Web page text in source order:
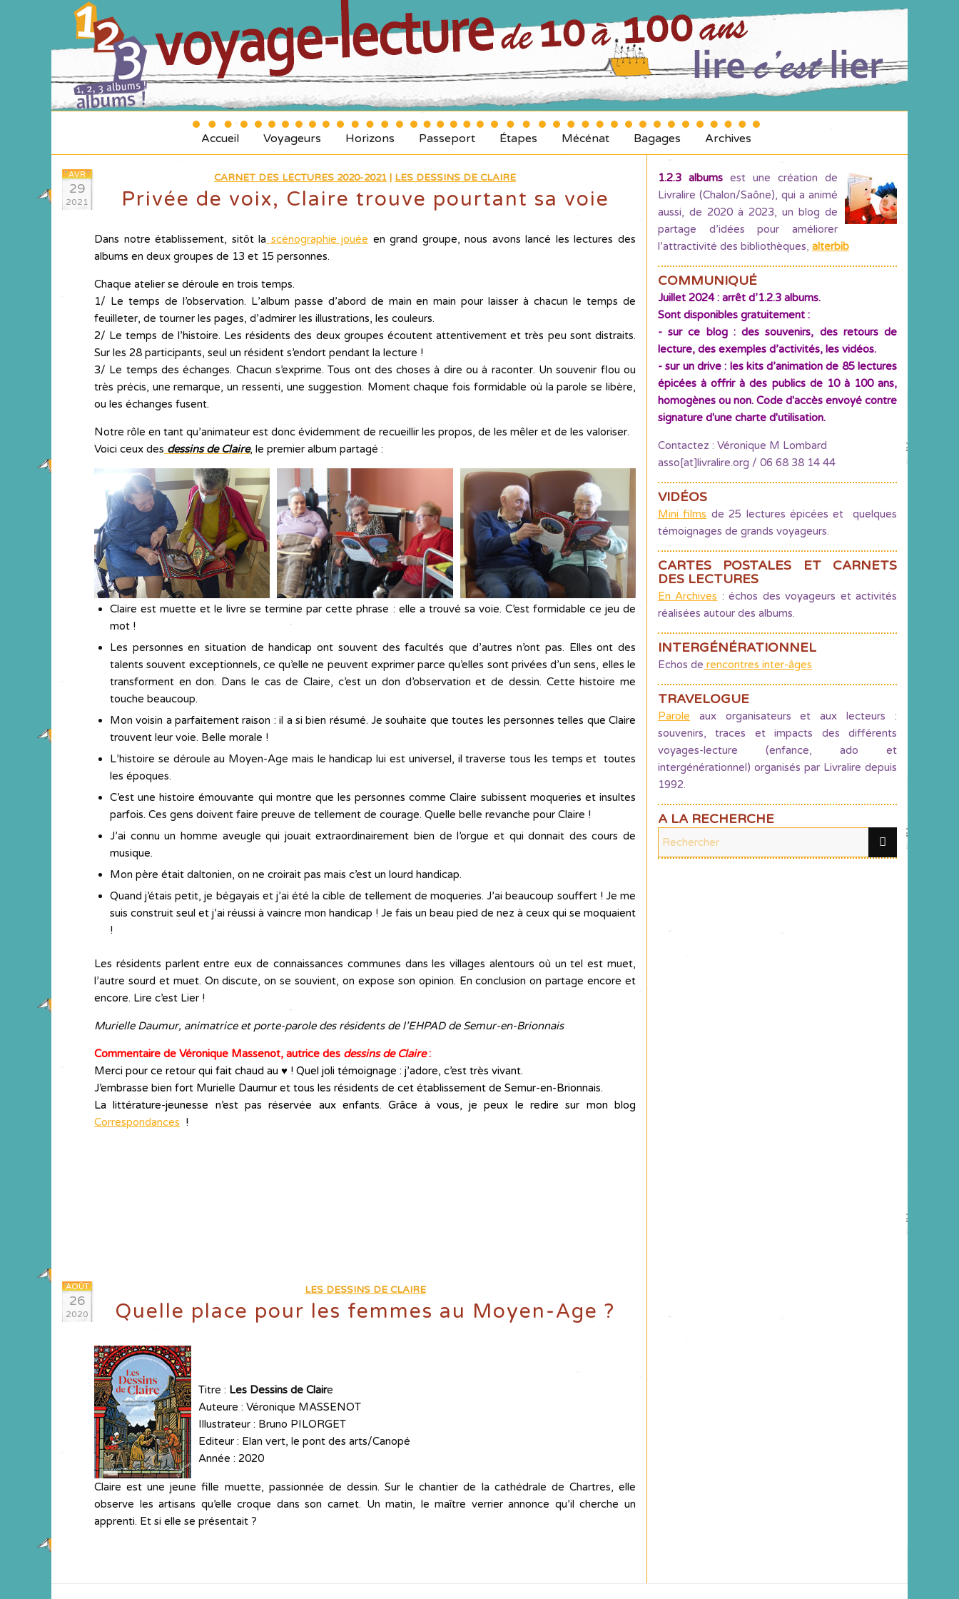
Accueil Voyageurs Horizons Passeport Étapes Mécénat Bagages Archives
AVR
29
2021
CARNET DES LECTURES 2020-2021 LES DESSINS DE CLAIRE
Privée de voix, Claire trouve pourtant sa voie
Dans notre établissement, sitôt la scénographie jouée en grand groupe, nous avons lancé les lectures des
albums en deux groupes de 13 et 15 personnes.
Chaque atelier se déroule en trois temps.
1/ Le temps de l’observation. L’album passe d’abord de main en main pour laisser à chacun le temps de
feuilleter, de tourner les pages, d’admirer les illustrations, les couleurs.
2/ Le temps de l’histoire. Les résidents des deux groupes écoutent attentivement et très peu sont distraits.
Sur les 28 participants, seul un résident s’endort pendant la lecture !
3/ Le temps des échanges. Chacun s’exprime. Tous ont des choses à dire ou à raconter. Un souvenir flou ou
très précis, une remarque, un ressenti, une suggestion. Moment chaque fois formidable où la parole se libère,
ou les échanges fusent.
Notre rôle en tant qu’animateur est donc évidemment de recueillir les propos, de les mêler et de les valoriser.
Voici ceux des dessins de Claire, le premier album partagé :
Claire est muette et le livre se termine par cette phrase : elle a trouvé sa voie. C’est formidable ce jeu de
mot !
Les personnes en situation de handicap ont souvent des facultés que d’autres n’ont pas. Elles ont des
talents souvent exceptionnels, ce qu’elle ne peuvent exprimer parce qu’elles sont privées d’un sens, elles le
transforment en don. Dans le cas de Claire, c’est un don d’observation et de dessin. Cette histoire me
touche beaucoup.
Mon voisin a parfaitement raison : il a si bien résumé. Je souhaite que toutes les personnes telles que Claire
trouvent leur voie. Belle morale !
L’histoire se déroule au Moyen-Age mais le handicap lui est universel, il traverse tous les temps et toutes
les époques.
C’est une histoire émouvante qui montre que les personnes comme Claire subissent moqueries et insultes
parfois. Ces gens doivent faire preuve de tellement de courage. Quelle belle revanche pour Claire !
J’ai connu un homme aveugle qui jouait extraordinairement bien de l’orgue et qui donnait des cours de
musique.
Mon père était daltonien, on ne croirait pas mais c’est un lourd handicap.
Quand j’étais petit, je bégayais et j’ai été la cible de tellement de moqueries. J’ai beaucoup souffert ! Je me
suis construit seul et j’ai réussi à vaincre mon handicap ! Je fais un beau pied de nez à ceux qui se moquaient
!
Les résidents parlent entre eux de connaissances communes dans les villages alentours où un tel est muet,
l’autre sourd et muet. On discute, on se souvient, on expose son opinion. En conclusion on partage encore et
encore. Lire c’est Lier !
Murielle Daumur, animatrice et porte-parole des résidents de l’EHPAD de Semur-en-Brionnais
Commentaire de Véronique Massenot, autrice des dessins de Claire:
Merci pour ce retour qui fait chaud au ♥ ! Quel joli témoignage : j’adore, c’est très vivant.
J’embrasse bien fort Murielle Daumur et tous les résidents de cet établissement de Semur-en-Brionnais.
La littérature-jeunesse n’est pas réservée aux enfants. Grâce à vous, je peux le redire sur mon blog
Correspondances !
AOÛT
26
2020
LES DESSINS DE CLAIRE
Quelle place pour les femmes au Moyen-Age ?
Titre : Les Dessins de Claire
Auteure : Véronique MASSENOT
Illustrateur : Bruno PILORGET
Editeur : Elan vert, le pont des arts/Canopé
Année : 2020
Claire est une jeune fille muette, passionnée de dessin. Sur le chantier de la cathédrale de Chartres, elle
observe les artisans qu’elle croque dans son carnet. Un matin, le maître verrier annonce qu’il cherche un
apprenti. Et si elle se présentait ?
1.2.3 albums est une création de
Livralire (Chalon/Saône), qui a animé
aussi, de 2020 à 2023, un blog de
partage d’idées pour améliorer
l’attractivité des bibliothèques, alterbib
COMMUNIQUÉ
Juillet 2024 : arrêt d’1.2.3 albums.
Sont disponibles gratuitement :
- sur ce blog : des souvenirs, des retours de
lecture, des exemples d’activités, les vidéos.
- sur un drive : les kits d’animation de 85 lectures
épicées à offrir à des publics de 10 à 100 ans,
homogènes ou non. Code d'accès envoyé contre
signature d'une charte d'utilisation.
Contactez : Véronique M Lombard
asso[at]livralire.org / 06 68 38 14 44
VIDÉOS
Mini films de 25 lectures épicées et quelques
témoignages de grands voyageurs.
CARTES POSTALES ET CARNETS
DES LECTURES
En Archives : échos des voyageurs et activités
réalisées autour des albums.
INTERGÉNÉRATIONNEL
Echos de rencontres inter-âges
TRAVELOGUE
Parole aux organisateurs et aux lecteurs :
souvenirs, traces et impacts des différents
voyages-lecture (enfance, ado et
intergénérationnel) organisés par Livralire depuis
1992.
A LA RECHERCHE